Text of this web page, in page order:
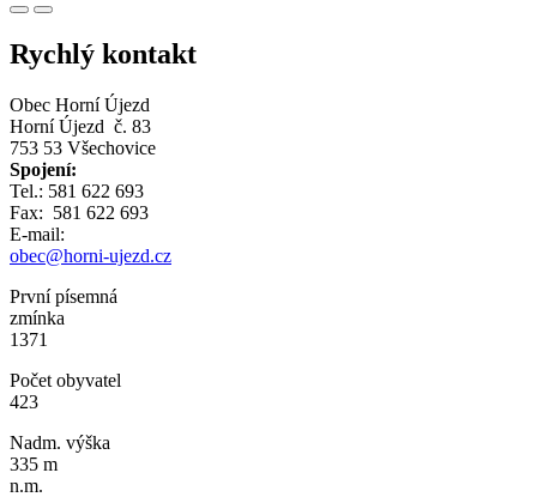
Rychlý kontakt
Obec Horní Újezd
Horní Újezd č. 83
753 53 Všechovice
Spojení:
Tel.: 581 622 693
Fax: 581 622 693
E-mail:
obec@horni-ujezd.cz
První písemná
zmínka
1371
Počet obyvatel
423
Nadm. výška
335 m
n.m.